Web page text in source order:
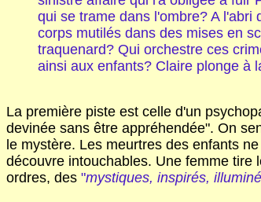
qui se trame dans l'ombre? A
corps mutilés dans des mises en
traquenard? Qui orchestre ces
ainsi aux enfants? Claire plonge à
La première piste est celle d'un
devinée sans être appréhendée". On
le mystère. Les meurtres des enfants
découvre intouchables. Une femme tire
ordres, des "mystiques, inspirés,